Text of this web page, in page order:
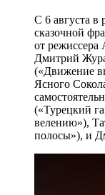
С 6 августа
сказочной
от
Дмитрий
(«Движение
Ясного
(«Турецкий
велению»),
полосы»), и